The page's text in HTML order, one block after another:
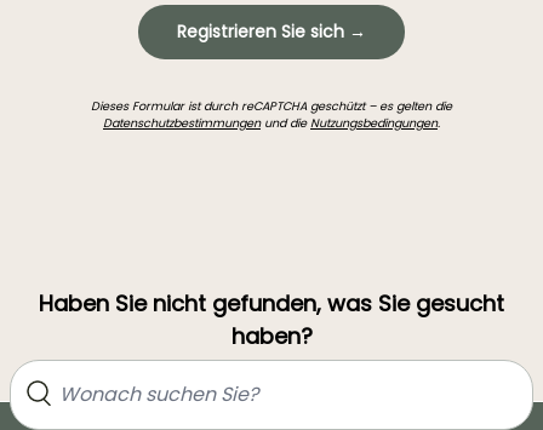
Registrieren Sie sich →
Dieses Formular ist durch reCAPTCHA geschützt – es gelten die
Datenschutzbestimmungenund dieNutzungsbedingungen.
Haben Sie nicht gefunden, was Sie gesucht
haben?